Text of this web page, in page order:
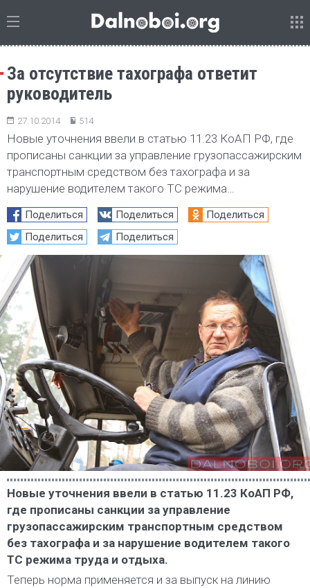
За отсутствие тахографа ответит
руководитель
27.10.2014 514
Новые уточнения ввели в статью 11.23 КоАП РФ, где
прописаны санкции за управление грузопассажирским
транспортным средством без тахографа и за
нарушение водителем такого ТС режима…
Поделиться Поделиться
Поделиться
Поделиться
Поделиться
Новые уточнения ввели в статью 11.23 КоАП РФ,
где прописаны санкции за управление
грузопассажирским транспортным средством
без тахографа и за нарушение водителем такого
ТС режима труда и отдыха.
Теперь норма применяется и за выпуск на линию